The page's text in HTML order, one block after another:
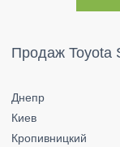
Продаж Toyota
Днепр
Киев
Кропивницкий